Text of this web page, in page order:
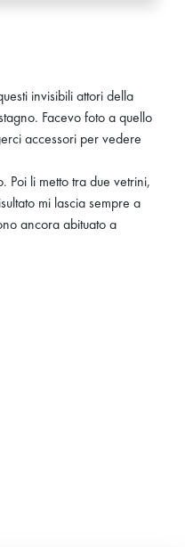
invisibili attori della
Facevo foto a quello
accessori per vedere
Poi li metto tra due vetrini,
mi lascia sempre a
ancora abituato a